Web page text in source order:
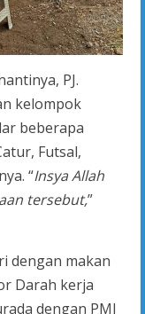
PJ.
kelompok
beberapa
Futsal,
“Insya Allah
tersebut,”
dengan makan
Darah kerja
dengan PMI